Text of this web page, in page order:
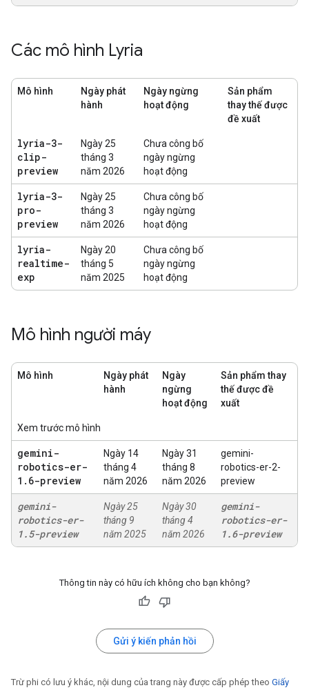
Các mô hình Lyria
Mô hình
Ngày phát
hành
Ngày ngừng
hoạt động
Sản phẩm
thay thế được
đề xuất
lyria-3-
clip-
preview
Ngày 25
tháng 3
năm 2026
Chưa công bố
ngày ngừng
hoạt động
lyria-3-
pro-
preview
Ngày 25
tháng 3
năm 2026
Chưa công bố
ngày ngừng
hoạt động
lyria-
realtime-
exp
Ngày 20
tháng 5
năm 2025
Chưa công bố
ngày ngừng
hoạt động
Mô hình người máy
Mô hình
Ngày phát
hành
Ngày
ngừng
hoạt động
Sản phẩm thay
thế được đề
xuất
Xem trước mô hình
gemini-
robotics-er-
1 . 6-preview
Ngày 14
tháng 4
năm 2026
Ngày 31
tháng 8
năm 2026
gemini-
robotics-er-2-
preview
gemini-
robotics-er-
1.5-preview
Ngày 25
tháng 9
năm 2025
Ngày 30
tháng 4
năm 2026
gemini-
robotics-er-
1.6-preview
Thông tin này có hữu ích không cho bạn không?
Gửi ý kiến phản hồi
Trừ phi có lưu ý khác, nội dung của trang này được cấp phép theo Giấy